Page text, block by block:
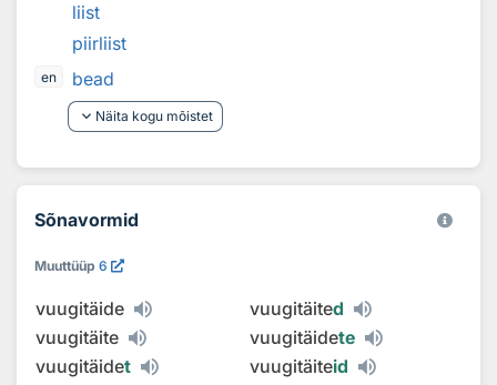
liist
piirliist
en
bead
keyboard_arrow_down Näita kogu mõistet
Sõnavormid
Muuttüüp 6
vuugitäide vuugitäited
vuugitäite
vuugitäidete
vuugitäidet vuugitäiteid